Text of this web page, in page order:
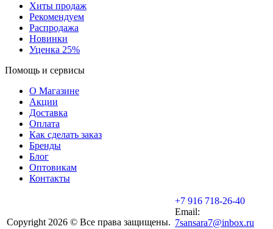
Хиты продаж
Рекомендуем
Распродажа
Новинки
Уценка 25%
Помощь и сервисы
О Магазине
Акции
Доставка
Оплата
Как сделать заказ
Бренды
Блог
Оптовикам
Контакты
Copyright 2026 © Все права защищены.
+7 916 718-26-40
Email:
7sansara7@inbox.ru